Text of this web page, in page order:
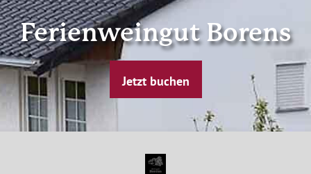
Ferienweingut Borens
Jetzt buchen